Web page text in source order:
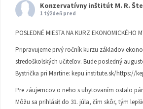
Konzervatívny inštitút M. R.
1 týždeň pred
POSLEDNÉ MIESTA NA KURZ EKONOMICKÉHO
Pripravujeme prvý ročník kurzu základov
stredoškolských učiteľov. Bude posledný
Bystrička pri Martine: kepu.institute.sk/https://
Pre záujemcov o neho s ubytovaním ostalo
Môžu sa prihlásiť do 31. júla, čím skôr, tým